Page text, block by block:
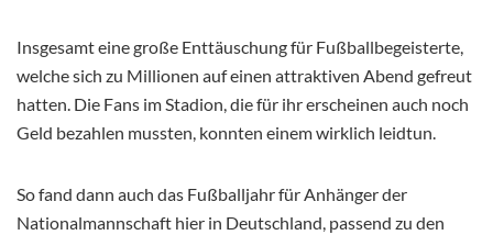
Insgesamt eine große Enttäuschung für Fußballbegeisterte,
welche sich zu Millionen auf einen attraktiven Abend gefreut
hatten. Die Fans im Stadion, die für ihr erscheinen auch noch
Geld bezahlen mussten, konnten einem wirklich leidtun.
So fand dann auch das Fußballjahr für Anhänger der
Nationalmannschaft hier in Deutschland, passend zu den